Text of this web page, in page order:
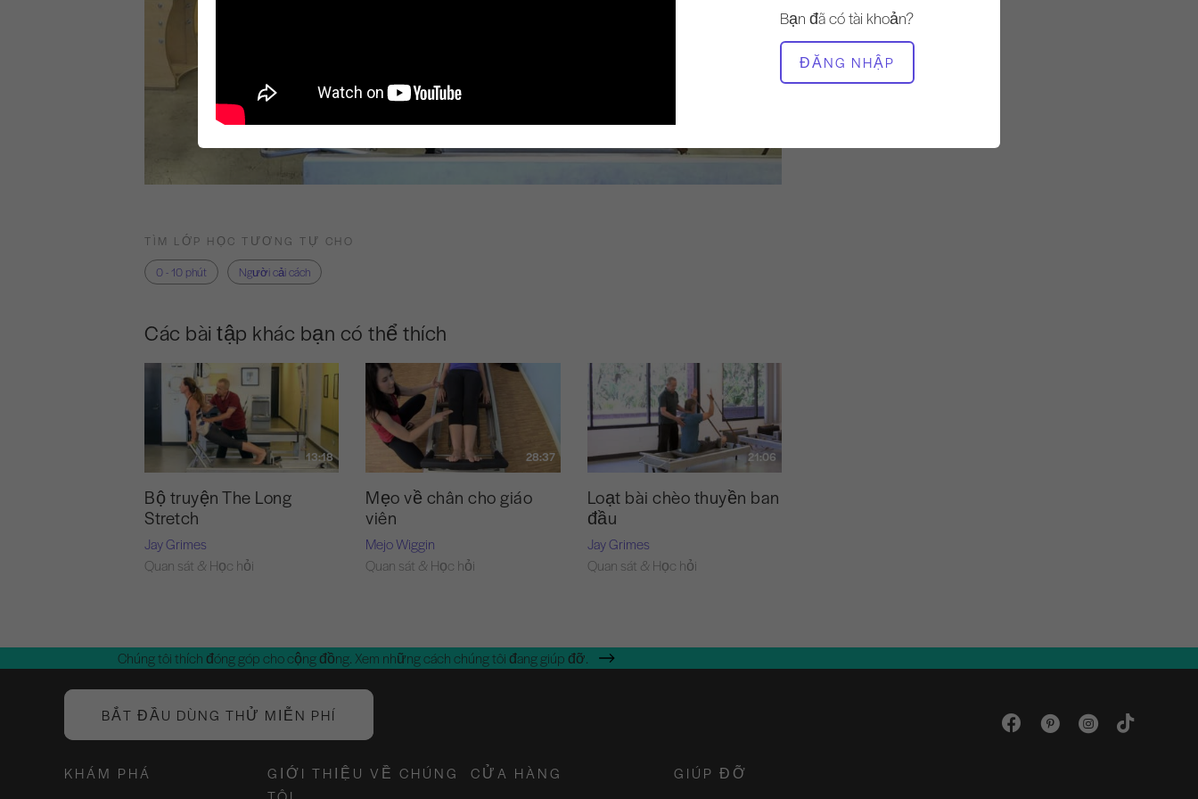
Bạn đã có tài khoản?
ĐĂNG NHẬP
THIẾT BỊ CẦN THIẾT
Người cải cách
TÌM LỚP HỌC TƯƠNG TỰ CHO
0 - 10 phút
Người cải cách
Các bài tập khác bạn có thể thích
13:18
Bộ truyện The Long
Stretch
Jay Grimes
Quan sát & Học hỏi
28:37
Mẹo về chân cho giáo
viên
Mejo Wiggin
Quan sát & Học hỏi
21:06
Loạt bài chèo thuyền ban
đầu
Jay Grimes
Quan sát & Học hỏi
Chúng tôi thích đóng góp cho cộng đồng. Xem những cách chúng tôi đang giúp đỡ.
BẮT ĐẦU DÙNG THỬ MIỄN PHÍ
KHÁM PHÁ
GIỚI THIỆU VỀ CHÚNG
CỬA HÀNG GIÚP ĐỠ